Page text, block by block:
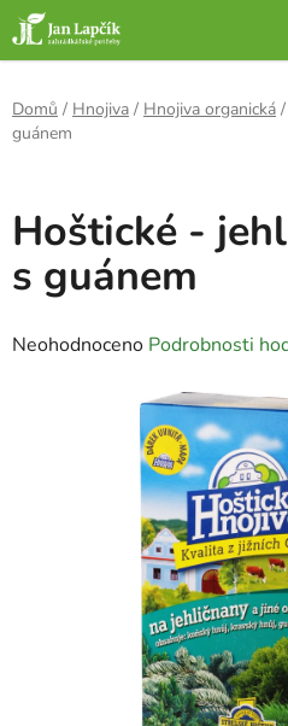
Přejít
na
obsah
Domů / Hnojiva / Hnojiva organická /
guánem
Hoštické -
s guánem
Průměrné
Neohodnoceno Podrobnosti